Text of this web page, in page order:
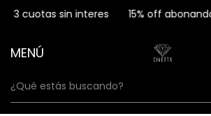
3 cuotas sin interes 15% off
MENÚ